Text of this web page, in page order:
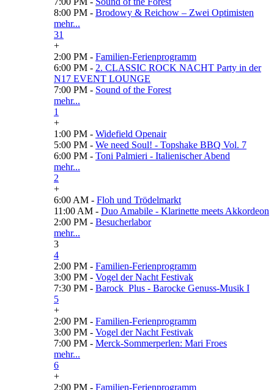
8:00 PM - Brodowy & Reichow – Zwei Optimisten
mehr...
31
+
2:00 PM - Familien-Ferienprogramm
6:00 PM - 2. CLASSIC ROCK NACHT Party in der
N17 EVENT LOUNGE
7:00 PM - Sound of the Forest
mehr...
1
+
1:00 PM - Widefield Openair
5:00 PM - We need Soul! - Topshake BBQ Vol. 7
6:00 PM - Toni Palmieri - Italienischer Abend
mehr...
2
+
6:00 AM - Floh und Trödelmarkt
11:00 AM - Duo Amabile - Klarinette meets Akkordeon
2:00 PM - Besucherlabor
mehr...
3
4
2:00 PM - Familien-Ferienprogramm
3:00 PM - Vogel der Nacht Festivak
7:30 PM - Barock_Plus - Barocke Genuss-Musik I
5
+
2:00 PM - Familien-Ferienprogramm
3:00 PM - Vogel der Nacht Festivak
7:00 PM - Merck-Sommerperlen: Mari Froes
mehr...
6
+
2:00 PM - Familien-Ferienprogramm